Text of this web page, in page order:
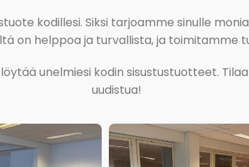
kodillesi. Siksi tarjoamme sinulle
on helppoa ja turvallista, ja toimitamme
unelmiesi kodin sisustustuotteet.
uudistua!